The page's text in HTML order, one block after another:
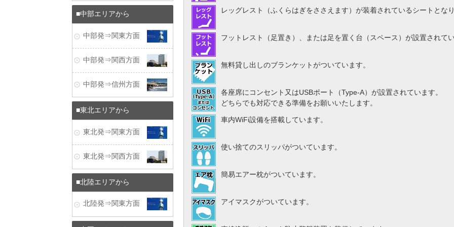
レッグレスト（ふくらはぎをささえます）が装着されているシートとなり
フットレスト（足置き）、または足を置く台（スペース）が設置されてい
無料貸し出しのブランケットがついています。
各座席にコンセント又はUSBポート（Type-A）が設置されています。
どちらでも対応できる準備をお願いいたします。
車内WiFi設備を搭載しています。
使い捨てのスリッパがついています。
簡易エアー枕がついています。
アイマスクがついています。
中部エリアから
中部発⇒関東方面
中部発⇒関西方面
中部発⇒信州方面
東北エリアから
東北発⇒関東方面
東北発⇒関西方面
北陸エリアから
北陸発⇒関東方面